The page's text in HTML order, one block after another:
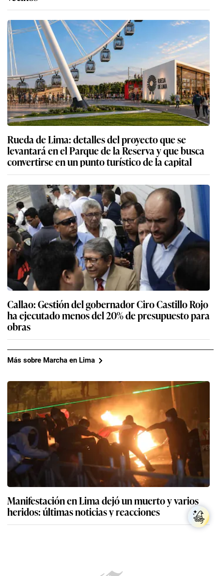
Rueda de Lima: detalles del proyecto que se
levantará en el Parque de la Reserva y que busca
convertirse en un punto turístico de la capital
Callao: Gestión del gobernador Ciro Castillo Rojo
ha ejecutado menos del 20% de presupuesto para
obras
Más sobre Marcha en Lima
Manifestación en Lima dejó un muerto y varios
heridos: últimas noticias y reacciones